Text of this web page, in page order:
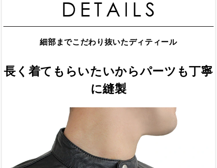
細部までこだわり抜いたディティール
長く着てもらいたいからパーツも丁寧
に縫製